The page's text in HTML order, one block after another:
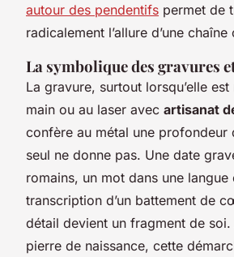
autour des pendentifs permet de
radicalement l’allure d’une chaîne
La symbolique des gravures
La gravure, surtout lorsqu’elle est
main ou au laser avec artisanat
confère au métal une profondeur
seul ne donne pas. Une date
romains, un mot dans une langue
transcription d’un battement de
détail devient un fragment de soi.
pierre de naissance, cette